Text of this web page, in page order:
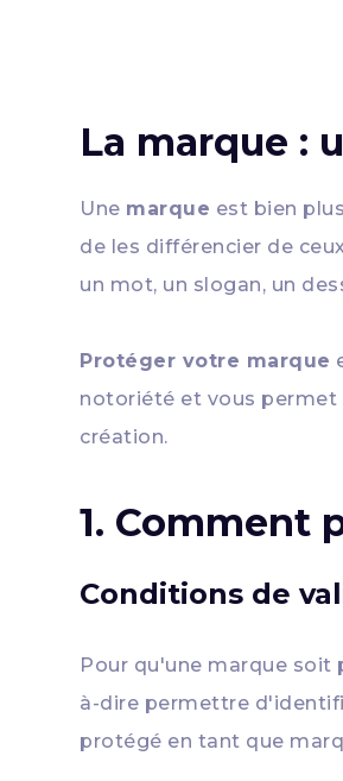
La marque :
Une marque est bien
de les différencier de
un mot, un slogan, un
Protéger votre marque
notoriété et vous permet
création.
1. Comment
Conditions de
Pour qu'une marque soit
à-dire permettre
protégé en tant que